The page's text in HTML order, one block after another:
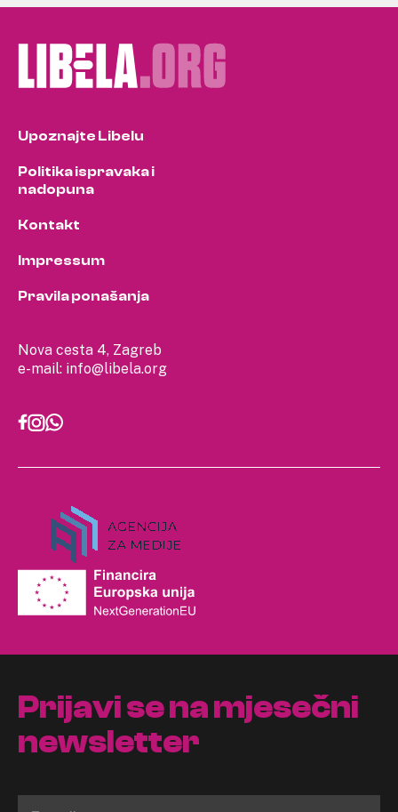
Nova cesta 4, Zagreb
e-mail: info@libela.org
Upoznajte Libelu
Politika ispravaka i
nadopuna
Kontakt
Impressum
Pravila ponašanja
Prijavi se na mjesečni
newsletter